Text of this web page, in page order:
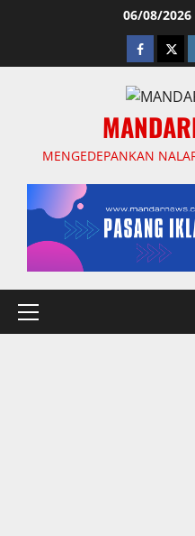
06/08/2026
facebook
MENGEDEPANKAN
Primary